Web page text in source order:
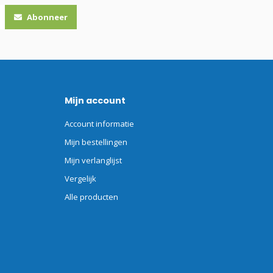
Abonneer
Mijn account
Account informatie
Mijn bestellingen
Mijn verlanglijst
Vergelijk
Alle producten